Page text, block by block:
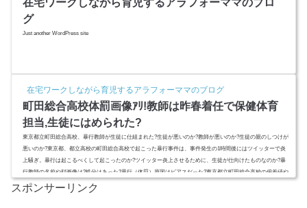
在宅ワークしながら育児するアラフォーママのブロ
グ
Just another WordPress site
在宅ワークしながら育児するアラフォーママのブログ
町田総合高校体罰画像ｱﾘ!教師は昨春着任で保健体育
担当,生徒にはめられた?
東京都立町田総合高校、暴行教師が生徒に仕組まれた?生徒が悪いのか?教師が悪いのか?生徒の親のしつけが
悪いのか?東京都、都立高校の町田総合高校で起こった暴行事件は、事件発生の1時間後にはツイッターで炎
上騒ぎ。暴行は起こるべくして起こったのか?ツイッター炎上させるために、生徒が仕向けたものなのか?暴
行教師の名前や顔画像は?処分はあった?暴行（体罰）原因はピアスだった?東京都立町田総合高校の偏差値や
アクセス、口コミは? (adsbygoogle = window.adsbygoogle || ).push({ google_ad_client: "ca-pub-4...
スポンサーリンク